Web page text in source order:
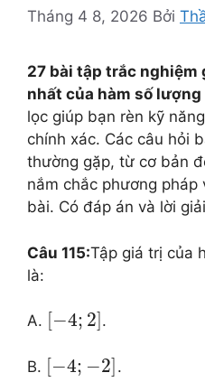
Tháng 4 8, 2026 Bởi
27 bài tập trắc nghiệm
nhất của hàm số lượng
lọc giúp bạn rèn kỹ
chính xác. Các câu hỏi
thường gặp, từ cơ bản
nắm chắc phương
bài. Có đáp án và lời
Câu 115:Tập giá trị của
là:
A. −4; 2 .
B. [−4; −2] .